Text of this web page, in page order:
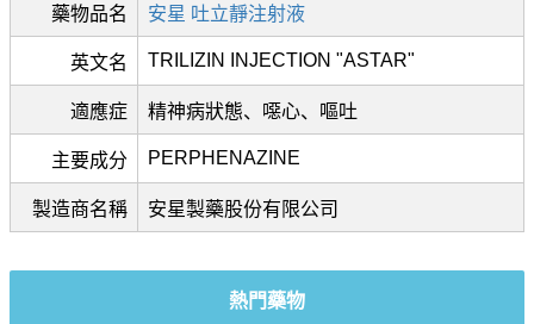
藥物品名 安星 吐立靜注射液
英文名 TRILIZIN INJECTION "ASTAR"
適應症 精神病狀態、噁心、嘔吐
主要成分 PERPHENAZINE
製造商名稱 安星製藥股份有限公司
熱門藥物